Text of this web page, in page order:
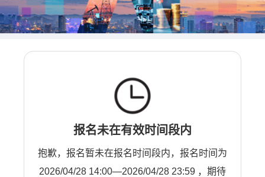
报名未在有效时间段内
抱歉，报名暂未在报名时间段内，报名时间为
2026/04/28 14:00—2026/04/28 23:59 ，期待